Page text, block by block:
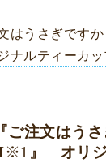
はうさぎですか
ナルティーカッ
ご注文はう
※1 』 オリ